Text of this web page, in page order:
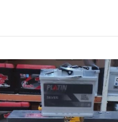
Написати в Telegram